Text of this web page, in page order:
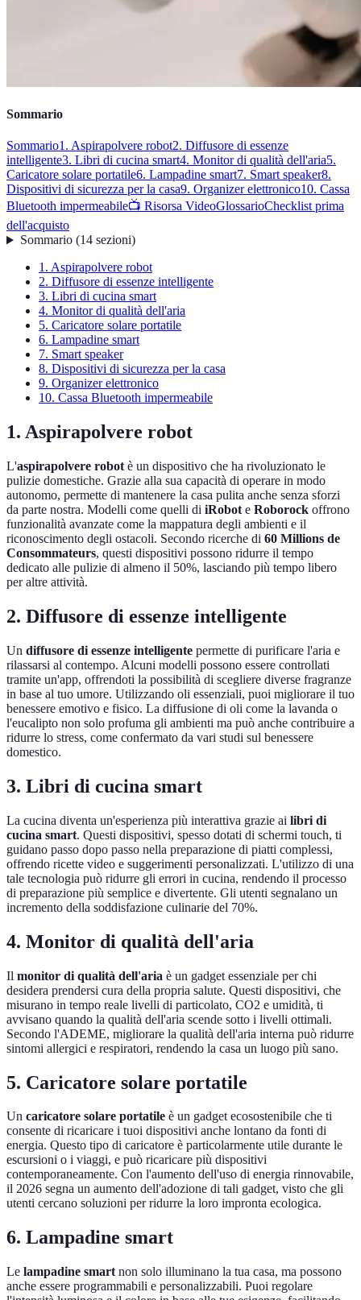
Sommario
Sommario1. Aspirapolvere robot2. Diffusore di essenze
intelligente3. Libri di cucina smart4. Monitor di qualità dell'aria5.
Caricatore solare portatile6. Lampadine smart7. Smart speaker8.
Dispositivi di sicurezza per la casa9. Organizer elettronico10. Cassa
Bluetooth impermeabile📺 Risorsa VideoGlossarioChecklist prima
dell'acquisto
Sommario(14 sezioni)
1. Aspirapolvere robot
2. Diffusore di essenze intelligente
3. Libri di cucina smart
4. Monitor di qualità dell'aria
5. Caricatore solare portatile
6. Lampadine smart
7. Smart speaker
8. Dispositivi di sicurezza per la casa
9. Organizer elettronico
10. Cassa Bluetooth impermeabile
1. Aspirapolvere robot
L'aspirapolvere robot è un dispositivo che ha rivoluzionato le
pulizie domestiche. Grazie alla sua capacità di operare in modo
autonomo, permette di mantenere la casa pulita anche senza sforzi
da parte nostra. Modelli come quelli di iRobot e Roborock offrono
funzionalità avanzate come la mappatura degli ambienti e il
riconoscimento degli ostacoli. Secondo ricerche di 60 Millions de
Consommateurs, questi dispositivi possono ridurre il tempo
dedicato alle pulizie di almeno il 50%, lasciando più tempo libero
per altre attività.
2. Diffusore di essenze intelligente
Un diffusore di essenze intelligente permette di purificare l'aria e
rilassarsi al contempo. Alcuni modelli possono essere controllati
tramite un'app, offrendoti la possibilità di scegliere diverse fragranze
in base al tuo umore. Utilizzando oli essenziali, puoi migliorare il tuo
benessere emotivo e fisico. La diffusione di oli come la lavanda o
l'eucalipto non solo profuma gli ambienti ma può anche contribuire a
ridurre lo stress, come confermato da vari studi sul benessere
domestico.
3. Libri di cucina smart
La cucina diventa un'esperienza più interattiva grazie ai libri di
cucina smart. Questi dispositivi, spesso dotati di schermi touch, ti
guidano passo dopo passo nella preparazione di piatti complessi,
offrendo ricette video e suggerimenti personalizzati. L'utilizzo di una
tale tecnologia può ridurre gli errori in cucina, rendendo il processo
di preparazione più semplice e divertente. Gli utenti segnalano un
incremento della soddisfazione culinarie del 70%.
4. Monitor di qualità dell'aria
Il monitor di qualità dell'aria è un gadget essenziale per chi
desidera prendersi cura della propria salute. Questi dispositivi, che
misurano in tempo reale livelli di particolato, CO2 e umidità, ti
avvisano quando la qualità dell'aria scende sotto i livelli ottimali.
Secondo l'ADEME, migliorare la qualità dell'aria interna può ridurre
sintomi allergici e respiratori, rendendo la casa un luogo più sano.
5. Caricatore solare portatile
Un caricatore solare portatile è un gadget ecosostenibile che ti
consente di ricaricare i tuoi dispositivi anche lontano da fonti di
energia. Questo tipo di caricatore è particolarmente utile durante le
escursioni o i viaggi, e può ricaricare più dispositivi
contemporaneamente. Con l'aumento dell'uso di energia rinnovabile,
il 2026 segna un aumento dell'adozione di tali gadget, visto che gli
utenti cercano soluzioni per ridurre la loro impronta ecologica.
6. Lampadine smart
Le lampadine smart non solo illuminano la tua casa, ma possono
anche essere programmabili e personalizzabili. Puoi regolare